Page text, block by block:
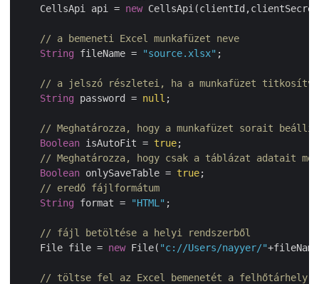
    CellsApi api =
new
// a bemeneti Excel munkafüzet neve
String fileName = "source.xlsx" ;
// a jelszó részletei, ha a munkafüzet titkosítva
String password = null ;
// Meghatározza, hogy a munkafüzet sorait
Boolean isAutoFit = true;
// Meghatározza, hogy csak a táblázat adatait
Boolean onlySaveTable = true;
// eredő fájlformátum
String format = "HTML" ;
// fájl betöltése a helyi rendszerből
    File file =
new File( "c://Users/nayyer/"
// töltse fel az Excel bemenetét a felhőtárhelyre